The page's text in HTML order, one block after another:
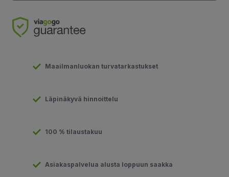
Maailmanluokan turvatarkastukset
Läpinäkyvä hinnoittelu
100 % tilaustakuu
Asiakaspalvelua alusta loppuun saakka